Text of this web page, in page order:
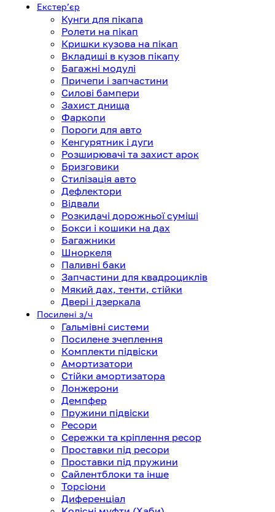
Екстерʼєр
Кунги для пікапа
Ролети на пікап
Кришки кузова на пікап
Вкладиші в кузов пікапу
Багажні модулі
Причепи і запчастини
Силові бампери
Захист днища
Фаркопи
Пороги для авто
Кенгурятник і дуги
Розширювачі та захист арок
Бризговики
Стилізація авто
Дефлектори
Відвали
Розкидачі дорожньої суміші
Бокси і кошики на дах
Багажники
Шноркеля
Паливні баки
Запчастини для квадроциклів
Мякий дах, тенти, стійки
Двері і дзеркала
Посилені з/ч
Гальмівні системи
Посилене зчеплення
Комплекти підвіски
Амортизатори
Стійки амортизатора
Лонжерони
Демпфер
Пружини підвіски
Ресори
Сережки та кріплення ресор
Проставки під ресори
Проставки під пружини
Сайлентблоки та інше
Торсіони
Диференціал